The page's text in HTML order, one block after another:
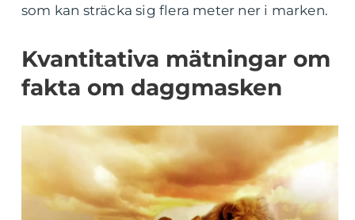
som kan sträcka sig flera meter ner i marken.
Kvantitativa mätningar om
fakta om daggmasken